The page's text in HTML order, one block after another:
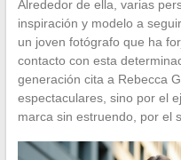
Alrededor de ella, varias
inspiración y modelo a
un joven fotógrafo que ha
contacto con esta
generación cita a Rebecca
espectaculares, sino por el
marca sin estruendo, por el